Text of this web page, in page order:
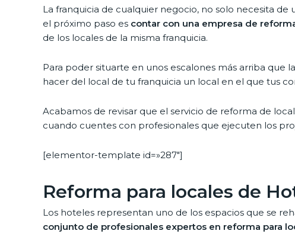
La franquicia de cualquier negocio, no solo necesita
el próximo paso es contar con una empresa de
de los locales de la misma franquicia.
Para poder situarte en unos escalones más arriba
hacer del local de tu franquicia un local en el que tus
Acabamos de revisar que el servicio de reforma de
cuando cuentes con profesionales que ejecuten los
[elementor-template id=»287″]
Reforma para locales de
Los hoteles representan uno de los espacios que se
conjunto de profesionales expertos en reforma para